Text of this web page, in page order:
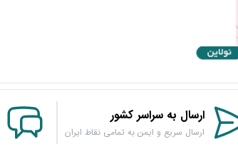
ارسال به سراسر کشور
ارسال سریع و ایمن به تمامی نقاط ایران